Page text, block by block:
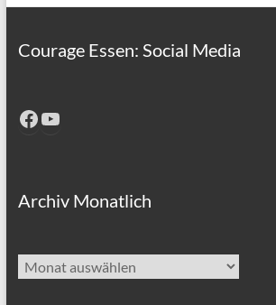
Courage Essen: Social Media
Facebook
YouTube
Archiv Monatlich
Archiv